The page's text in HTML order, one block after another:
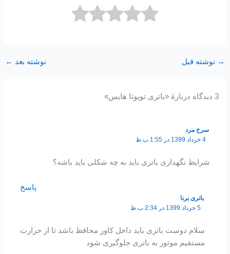
→ نوشته قبل نوشته بعد ←
3 دیدگاه دربارهٔ «باتری تویوتا هایس»
سرخ مرد
4 خرداد 1399 در 1:55 ب.ظ
شرایط نگهداری باتری باید به چه شکلی باید باشه؟
پاسخ
باتری برنا
5 خرداد 1399 در 2:34 ب.ظ
سلام دوست باتری باید داخل کاور محافظ باشد تا از حرارت
مستقیم موتور به باتری جلوگیری شود